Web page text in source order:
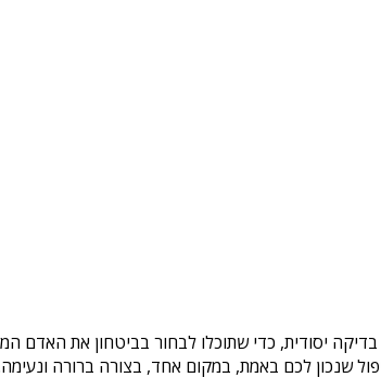
יסודית, כדי שתוכלו לבחור בביטחון את האדם
שנכון לכם באמת, במקום אחד, בצורה ברורה